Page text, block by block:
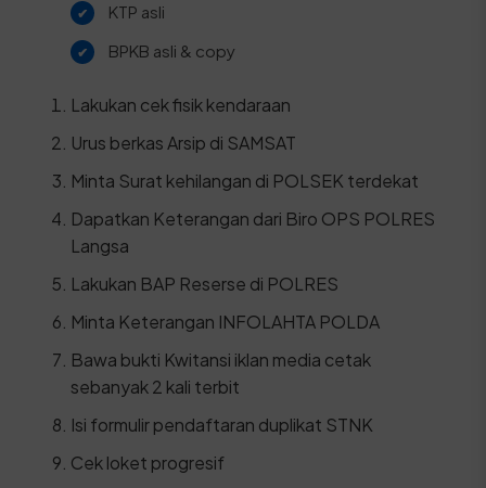
KTP asli
BPKB asli & copy
Lakukan cek fisik kendaraan
Urus berkas Arsip di SAMSAT
Minta Surat kehilangan di POLSEK terdekat
Dapatkan Keterangan dari Biro OPS POLRES
Langsa
Lakukan BAP Reserse di POLRES
Minta Keterangan INFOLAHTA POLDA
Bawa bukti Kwitansi iklan media cetak
sebanyak 2 kali terbit
Isi formulir pendaftaran duplikat STNK
Cek loket progresif